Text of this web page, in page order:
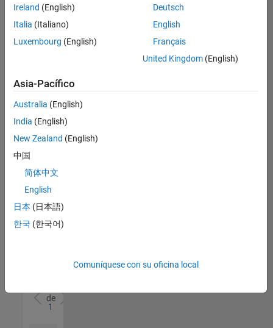
empleos.
Busque
por
ubicación
todos
empleos
en su
zona.
Senior Solutions Engineer - Model Based Design
Model Based
US-MA-Natick
Experimentado
de
1
Ireland (English)
Italia (Italiano)
Luxembourg (English)
Deutsch
English
Français
United Kingdom(English)
Asia-Pacífico
Australia (English)
India (English)
New Zealand (English)
中国
简体中文
English
日本 (日本語)
한국 (한국어)
Comuníquese con su oficina local